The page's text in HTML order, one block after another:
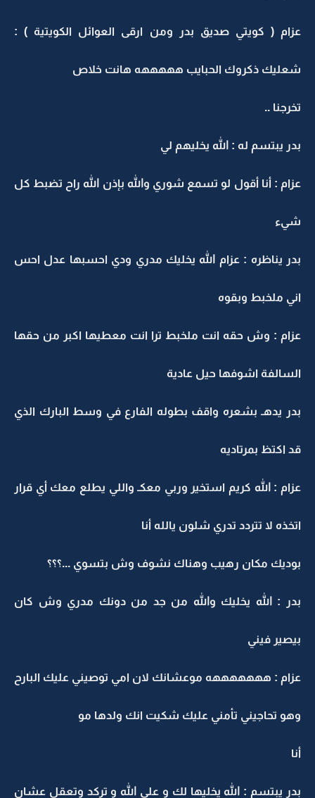
عزام ( كويتي صديق بدر ومن ارقى العوائل الكويتية ) :
شعليك ذكروك الحبايب هههههه هانت خلاص
تخرجنا ..
بدر يبتسم له : الله يخليهم لي
عزام : أنا أقول لو تسمع شوري والله بإذن الله راح تضبط كل
شيء
بدر يناظره : عزام الله يخليك مدري ودي احسبها عدل احس
اني ملخبط وبقوه
عزام : وش حقه انت ملخبط ترا انت معطيها اكبر من حقها
السالفة اشوفها حيل عادية
بدر يدهـ بشعره واقف بطوله الفارع في وسط البارك الذي
قد اكتظ بمرتاديه
عزام : الله كريم استخير وربي معكـ واللي يطلع معك أي قرار
اتخذه لا تتردد تدري شلون يالله أنا
بوديك مكان رهيب وهناك نشوف وش بتسوي ...؟؟؟
بدر : الله يخليك والله من جد من دونك مدري وش كان
بيصير فيني
عزام : هههههههه موعشانك لان امي توصيني عليك البارح
وهو تحاجيني تأمني عليك شكيت انك ولدها مو
أنا
بدر يبتسم : الله يخليها لك و على الله و تركد وتعقل عشان